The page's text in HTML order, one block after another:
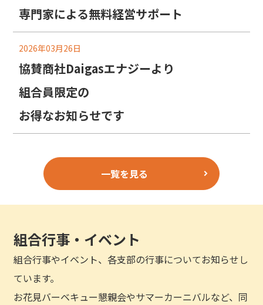
専門家による無料経営サポート
2026年03月26日
協賛商社Daigasエナジーより
組合員限定の
お得なお知らせです
一覧を見る
組合行事・イベント
組合行事やイベント、各支部の行事についてお知らせし
ています。
お花見バーベキュー懇親会やサマーカーニバルなど、同